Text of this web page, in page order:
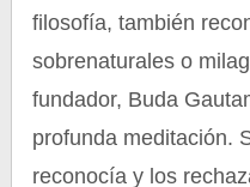
filosofía, también
sobrenaturales o
fundador, Buda
profunda meditación.
reconocía y los